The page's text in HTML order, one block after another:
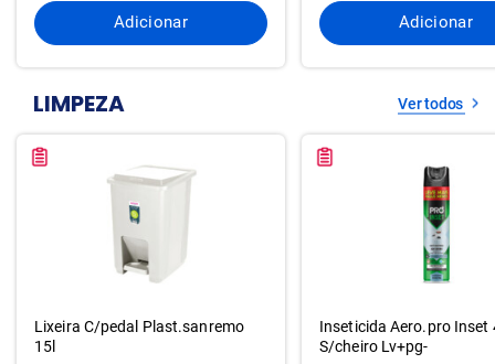
Adicionar Adicionar
LIMPEZA Ver todos
Lixeira C/pedal Plast.sanremo
15l
Inseticida Aero.pro Inset
S/cheiro Lv+pg-